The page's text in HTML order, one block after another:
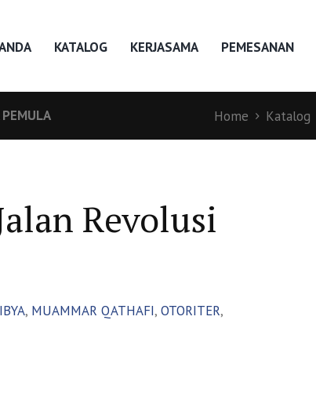
KATALOG KERJASAMA PEMESANAN
Home Katalog
Revolusi
, MUAMMAR QATHAFI, OTORITER,